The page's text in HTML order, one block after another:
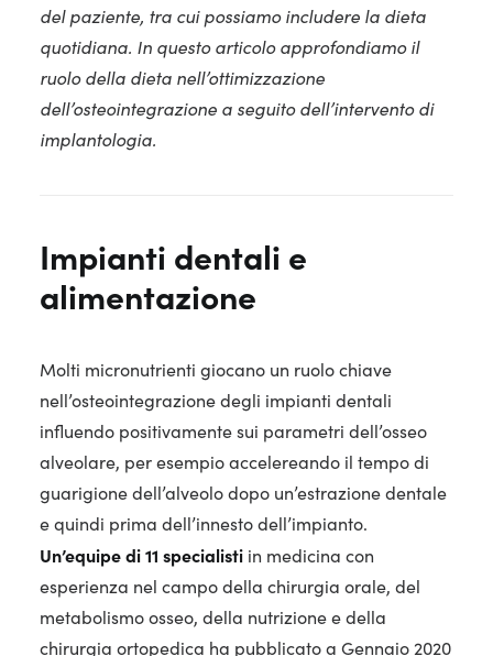
del paziente, tra cui possiamo includere la dieta
quotidiana. In questo articolo approfondiamo il
ruolo della dieta nell’ottimizzazione
dell’osteointegrazione a seguito dell’intervento di
implantologia.
Impianti dentali e
alimentazione
Molti micronutrienti giocano un ruolo chiave
nell’osteointegrazione degli impianti dentali
influendo positivamente sui parametri dell’osseo
alveolare, per esempio accelereando il tempo di
guarigione dell’alveolo dopo un’estrazione dentale
e quindi prima dell’innesto dell’impianto.
Un’equipe di 11 specialisti in medicina con
esperienza nel campo della chirurgia orale, del
metabolismo osseo, della nutrizione e della
chirurgia ortopedica ha pubblicato a Gennaio 2020